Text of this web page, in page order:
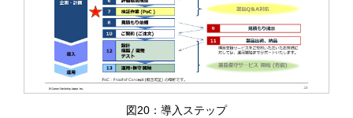
図20：導入ステップ